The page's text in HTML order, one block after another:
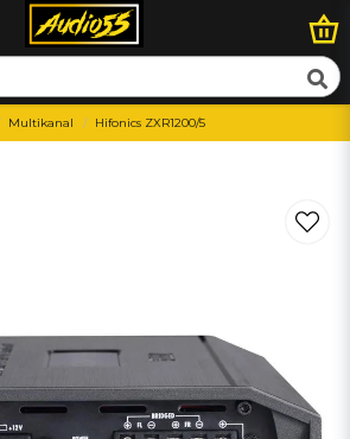
Multikanal Hifonics ZXR1200/5